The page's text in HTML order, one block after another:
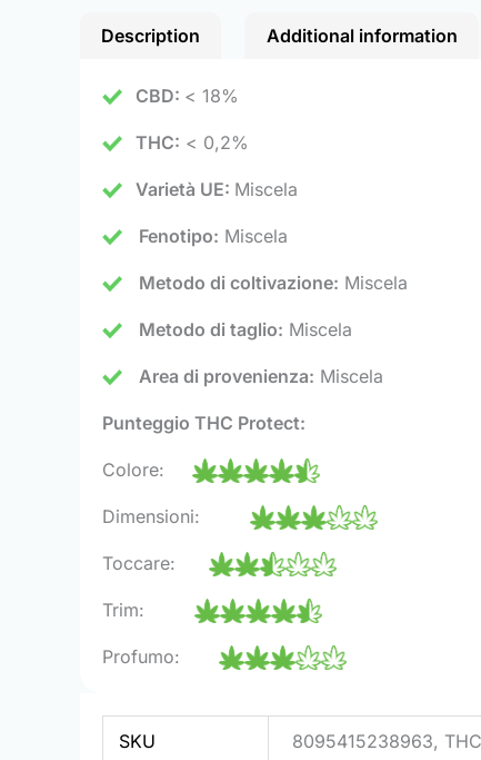
Description Additional information
CBD: < 18%
THC: < 0,2%
Varietà UE: Miscela
Fenotipo: Miscela
Metodo di coltivazione: Miscela
Metodo di taglio: Miscela
Area di provenienza: Miscela
Punteggio THC Protect:
Colore:
Dimensioni:
Toccare:
Trim:
Profumo:
SKU 8095415238963,